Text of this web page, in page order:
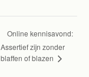
Online kennisavond:
Assertief zijn zonder
blaffen of blazen